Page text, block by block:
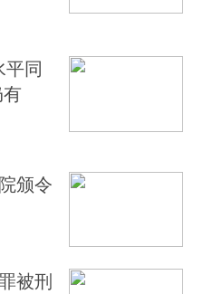
同
颁令
被刑